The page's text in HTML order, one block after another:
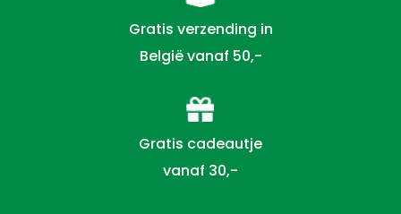
Gratis verzending in
België vanaf 50,-
Gratis cadeautje
vanaf 30,-